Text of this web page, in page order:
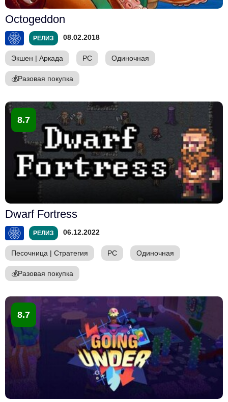
Octogeddon
РЕЛИЗ 08.02.2018
Экшен | Аркада PC Одиночная
💰Разовая покупка
8.7
Dwarf Fortress
РЕЛИЗ 06.12.2022
Песочница | Стратегия PC Одиночная
💰Разовая покупка
8.7